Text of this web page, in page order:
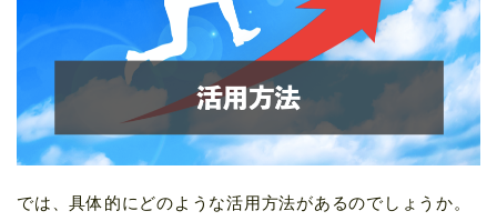
では、具体的にどのような活用方法があるのでしょうか。